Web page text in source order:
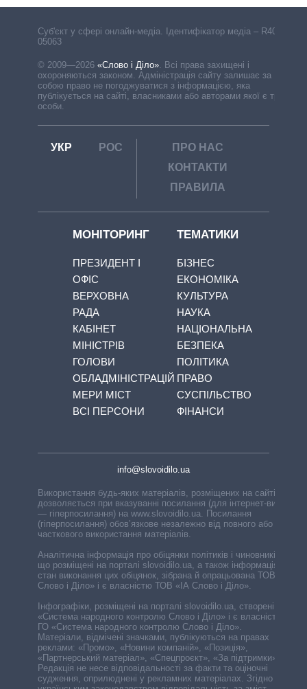
Cуб'єкт у сфері онлайн-медіа. Ідентифікатор медіа – R40-
05063
© 2009—2026 «Слово і Діло». Всі права захищені і
охороняються законом. Адміністрація сайту залишає за
собою право не погоджуватися з інформацією, яка
публікується на сайті, власниками або авторами якої є треті
особи.
УКР РОС
ПРО НАС
КОНТАКТИ
ПРАВИЛА
МОНІТОРИНГ
ПРЕЗИДЕНТ І
ОФІС
ВЕРХОВНА
РАДА
КАБІНЕТ
МІНІСТРІВ
ГОЛОВИ
ОБЛАДМІНІСТРАЦІЙ
МЕРИ МІСТ
ВСІ ПЕРСОНИ
ТЕМАТИКИ
БІЗНЕС
ЕКОНОМІКА
КУЛЬТУРА
НАУКА
НАЦІОНАЛЬНА
БЕЗПЕКА
ПОЛІТИКА
ПРАВО
СУСПІЛЬСТВО
ФІНАНСИ
info@slovoidilo.ua
Використання будь-яких матеріалів, розміщених на сайті,
дозволяється при вказуванні посилання (для інтернет-видань
— гіперпосилання) на www.slovoidilo.ua. Посилання
(гіперпосилання) обов’язкове незалежно від повного або
часткового використання матеріалів.
Аналітична інформація про обіцянки політиків і чиновників,
що розміщені на порталі slovoidilo.ua, а також інформація про
стан виконання цих обіцянок, зібрана й опрацьована ТОВ «ІА
Слово і Діло» і є власністю ТОВ «ІА Слово і Діло».
Інфографіки, розміщені на порталі slovoidilo.ua, створені ГО
«Система народного контролю Слово і Діло» і є власністю
ГО «Система народного контролю Слово і Діло».
Матеріали, відмічені значками, публікуються на правах
реклами: «Промо», «Новини компаній», «Позиція»,
«Партнерський матеріал», «Спецпроєкт», «За підтримки».
Редакція не несе відповідальності за факти та оціночні
судження, оприлюднені у рекламних матеріалах. Згідно з